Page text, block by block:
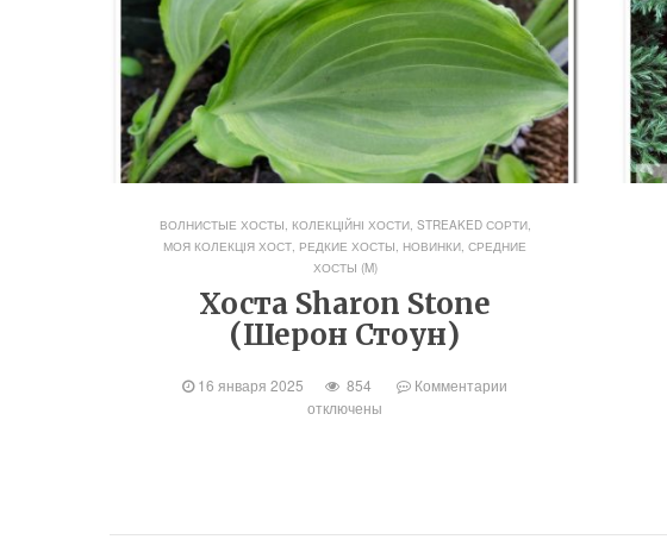
ВОЛНИСТЫЕ ХОСТЫ, КОЛЕКЦІЙНІ ХОСТИ, STREAKED СОРТИ,
МОЯ КОЛЕКЦІЯ ХОСТ, РЕДКИЕ ХОСТЫ, НОВИНКИ,СРЕДНИЕ
ХОСТЫ (M)
Хоста Sharon Stone
(Шерон Стоун)
16 января 2025 854
Комментарии
отключены